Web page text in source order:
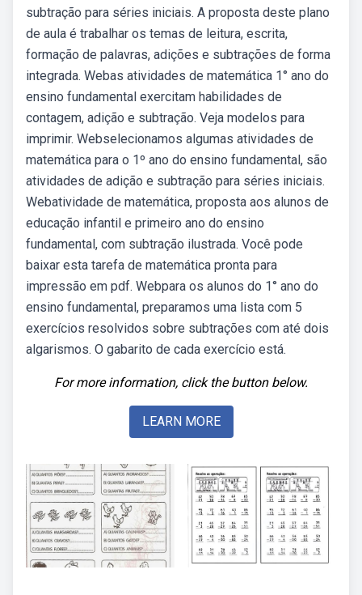
subtração para séries iniciais. A proposta deste plano
de aula é trabalhar os temas de leitura, escrita,
formação de palavras, adições e subtrações de forma
integrada. Webas atividades de matemática 1° ano do
ensino fundamental exercitam habilidades de
contagem, adição e subtração. Veja modelos para
imprimir. Webselecionamos algumas atividades de
matemática para o 1º ano do ensino fundamental, são
atividades de adição e subtração para séries iniciais.
Webatividade de matemática, proposta aos alunos de
educação infantil e primeiro ano do ensino
fundamental, com subtração ilustrada. Você pode
baixar esta tarefa de matemática pronta para
impressão em pdf. Webpara os alunos do 1° ano do
ensino fundamental, preparamos uma lista com 5
exercícios resolvidos sobre subtrações com até dois
algarismos. O gabarito de cada exercício está.
For more information, click the button below.
LEARN MORE